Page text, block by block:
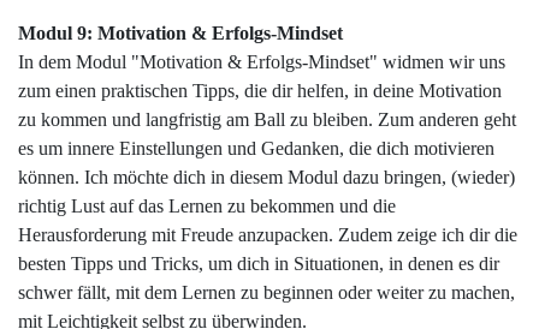
Modul 9: Motivation & Erfolgs-Mindset
In dem Modul "Motivation & Erfolgs-Mindset" widmen wir uns
zum einen praktischen Tipps, die dir helfen, in deine Motivation
zu kommen und langfristig am Ball zu bleiben. Zum anderen geht
es um innere Einstellungen und Gedanken, die dich motivieren
können. Ich möchte dich in diesem Modul dazu bringen, (wieder)
richtig Lust auf das Lernen zu bekommen und die
Herausforderung mit Freude anzupacken. Zudem zeige ich dir die
besten Tipps und Tricks, um dich in Situationen, in denen es dir
schwer fällt, mit dem Lernen zu beginnen oder weiter zu machen,
mit Leichtigkeit selbst zu überwinden.